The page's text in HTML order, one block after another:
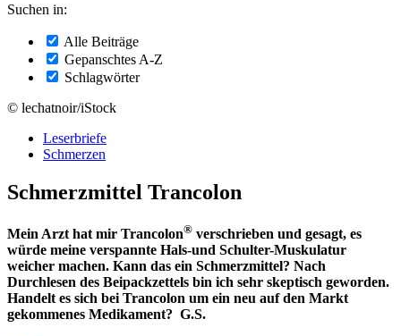
Suchen in:
Alle Beiträge
Gepanschtes A-Z
Schlagwörter
© lechatnoir/iStock
Leserbriefe
Schmerzen
Schmerzmittel Trancolon
Mein Arzt hat mir Trancolon® verschrieben und gesagt, es
würde meine verspannte Hals-und Schulter-Muskulatur
weicher machen. Kann das ein Schmerzmittel? Nach
Durchlesen des Beipackzettels bin ich sehr skeptisch geworden.
Handelt es sich bei Trancolon um ein neu auf den Markt
gekommenes Medikament? G.S.